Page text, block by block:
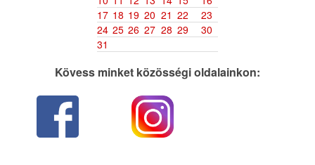
17 18 19 20 21 22
23
24 25 26 27 28 29
30
31
Kövess minket közösségi oldalainkon: